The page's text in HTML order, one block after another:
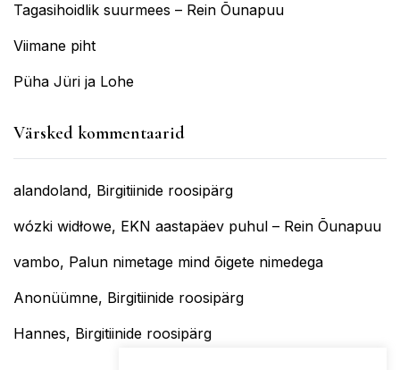
Tagasihoidlik suurmees – Rein Õunapuu
Viimane piht
Püha Jüri ja Lohe
Värsked kommentaarid
alandoland, Birgitiinide roosipärg
wózki widłowe, EKN aastapäev puhul – Rein Õunapuu
vambo, Palun nimetage mind õigete nimedega
Anonüümne, Birgitiinide roosipärg
Hannes, Birgitiinide roosipärg